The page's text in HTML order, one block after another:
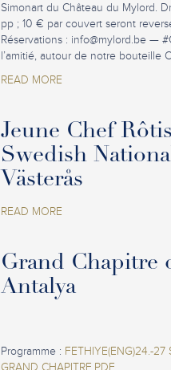
Simonart du Château du Mylord.
pp ; 10 € par couvert seront
Réservations : info@mylord.be—
l’amitié, autour de notre bouteille
READ MORE
Jeune Chef
Swedish
Västerås
READ MORE
Grand Chapitre
Antalya
Programme : FETHIYE(ENG)24.-